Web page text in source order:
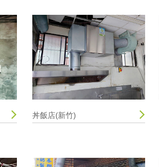
丼飯店(新竹)